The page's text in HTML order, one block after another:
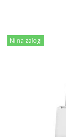
Ni na zalogi